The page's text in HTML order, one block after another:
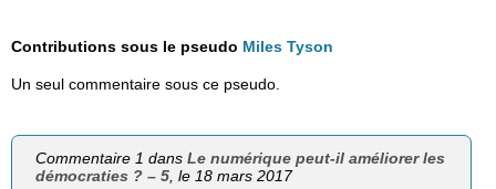
Contributions sous le pseudo Miles Tyson
Un seul commentaire sous ce pseudo.
Commentaire 1 dansLe numérique peut-il améliorer les
démocraties ? – 5, le 18 mars 2017